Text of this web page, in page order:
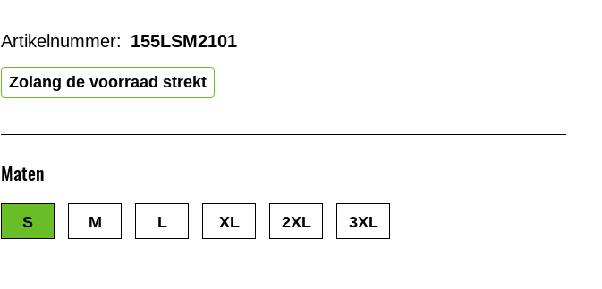
Zolang de voorraad strekt
Maten
S M L XL 2XL 3XL
Artikelnummer: 155LSM2101